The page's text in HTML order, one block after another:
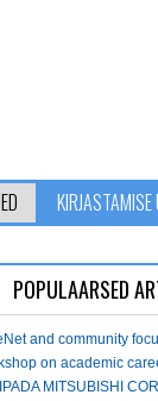
KIRJASTAMISE
POPULAARSED
and community
on academic
MITSUBISHI